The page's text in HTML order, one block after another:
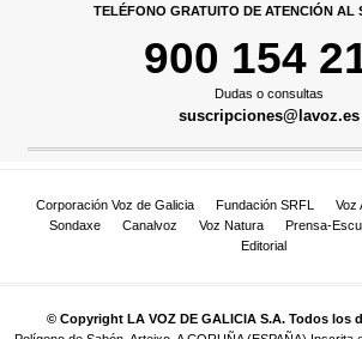
TELÉFONO GRATUITO DE ATENCIÓN AL
900 154
Dudas o consultas
suscripciones@lavoz.es
Corporación Voz de Galicia Fundación SRFL Voz
Sondaxe
Canalvoz Voz Natura Prensa-
Editorial
© Copyright LA VOZ DE GALICIA S.A. Todos los